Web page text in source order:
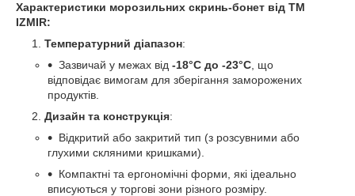
Характеристики морозильних скринь-бонет від ТМ
IZMIR:
Температурний діапазон:
Зазвичай у межах від -18°C до -23°C , що
відповідає вимогам для зберігання заморожених
продуктів.
Дизайн та конструкція:
Відкритий або закритий тип (з розсувними або
глухими скляними кришками).
Компактні та ергономічні форми, які ідеально
вписуються у торгові зони різного розміру.